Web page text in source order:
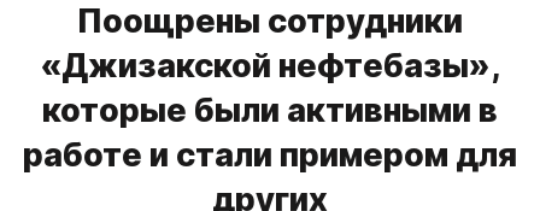
Поощрены сотрудники
«Джизакской нефтебазы»,
которые были активными в
работе и стали примером для
других